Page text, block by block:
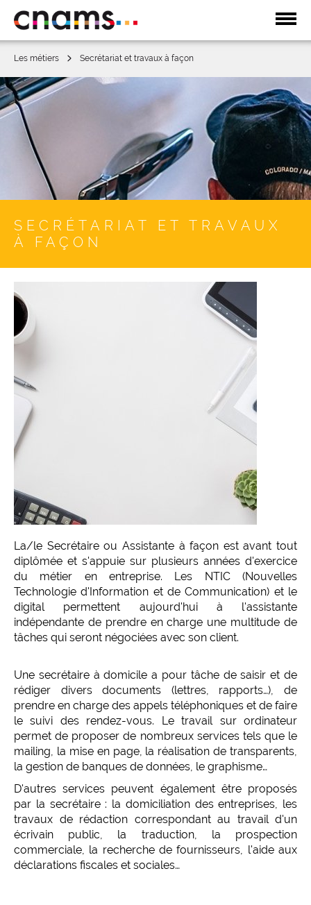
SECRÉTARIAT ET TRAVAUX
À FAÇON
Les métiers Secrétariat et travaux à façon
La/le Secrétaire ou Assistante à façon est avant tout
diplômée et s'appuie sur plusieurs années d'exercice
du métier en entreprise. Les NTIC (Nouvelles
Technologie d'Information et de Communication) et le
digital permettent aujourd'hui à l'assistante
indépendante de prendre en charge une multitude de
tâches qui seront négociées avec son client.
Une secrétaire à domicile a pour tâche de saisir et de
rédiger divers documents (lettres, rapports…), de
prendre en charge des appels téléphoniques et de faire
le suivi des rendez-vous. Le travail sur ordinateur
permet de proposer de nombreux services tels que le
mailing, la mise en page, la réalisation de transparents,
la gestion de banques de données, le graphisme…
D'autres services peuvent également être proposés
par la secrétaire : la domiciliation des entreprises, les
travaux de rédaction correspondant au travail d'un
écrivain public, la traduction, la prospection
commerciale, la recherche de fournisseurs, l'aide aux
déclarations fiscales et sociales…